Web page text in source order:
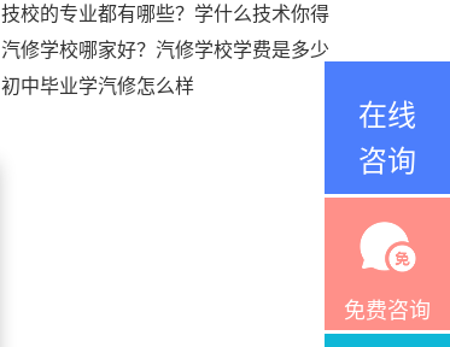
技校的专业都有哪些？学什么技术你得
汽修学校哪家好？汽修学校学费是多少
初中毕业学汽修怎么样
在线
咨询
免费咨询